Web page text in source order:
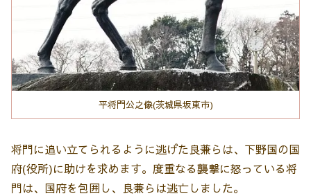
平将門公之像(茨城県坂東市)
将門に追い立てられるように逃げた良兼らは、下野国の国
府(役所)に助けを求めます。度重なる襲撃に怒っている将
門は、国府を包囲し、良兼らは逃亡しました。